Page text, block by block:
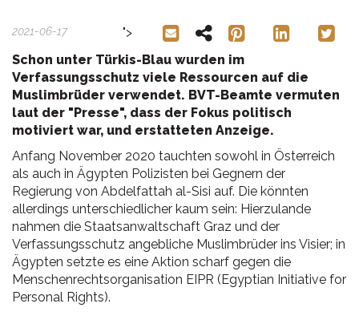
2021-06-17
">
Schon unter Türkis-Blau wurden im
Verfassungsschutz viele Ressourcen auf die
Muslimbrüder verwendet. BVT-Beamte vermuten
laut der "Presse", dass der Fokus politisch
motiviert war, und erstatteten Anzeige.
Anfang November 2020 tauchten sowohl in Österreich
als auch in Ägypten Polizisten bei Gegnern der
Regierung von Abdelfattah al-Sisi auf. Die könnten
allerdings unterschiedlicher kaum sein: Hierzulande
nahmen die Staatsanwaltschaft Graz und der
Verfassungsschutz angebliche Muslimbrüder ins Visier; in
Ägypten setzte es eine Aktion scharf gegen die
Menschenrechtsorganisation EIPR (Egyptian Initiative for
Personal Rights).